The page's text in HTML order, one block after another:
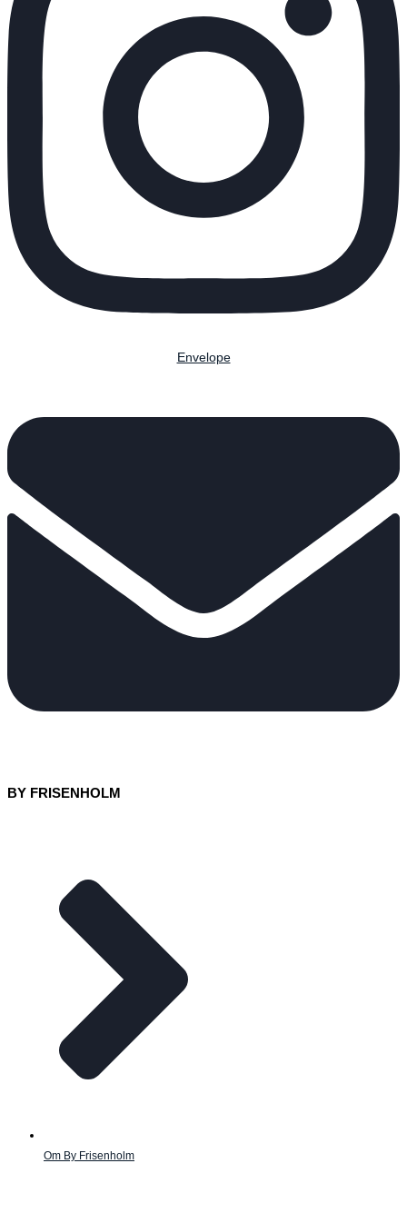
Envelope
BY FRISENHOLM
Om By Frisenholm